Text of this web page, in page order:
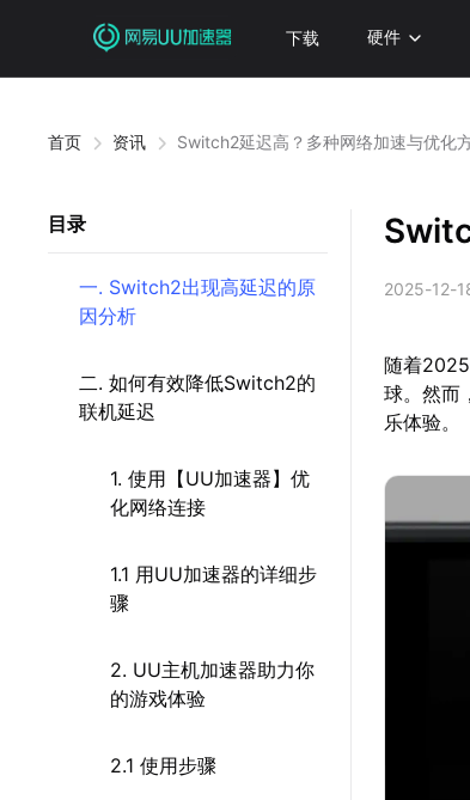
下载 硬件
首页 资讯 Switch2延迟高？多种网络加速与优化
目录
一. Switch2出现高延迟的原
因分析
二. 如何有效降低Switch2的
联机延迟
1. 使用【UU加速器】优
化网络连接
1.1 用UU加速器的详细步
骤
2. UU主机加速器助力你
的游戏体验
2.1 使用步骤
2025-12-
随着
球。然而
乐体验。